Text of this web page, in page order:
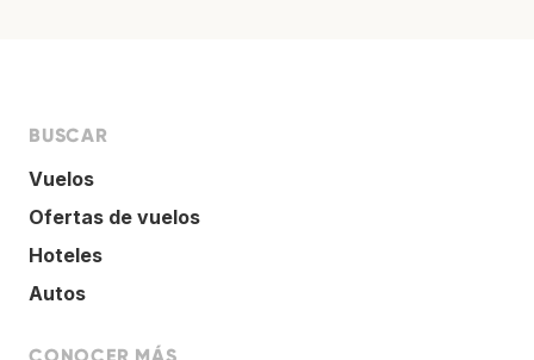
BUSCAR
Vuelos
Ofertas de vuelos
Hoteles
Autos